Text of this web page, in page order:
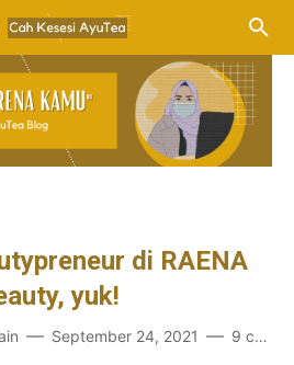
di RAENA
yuk!
September 24, 2021 9 comments